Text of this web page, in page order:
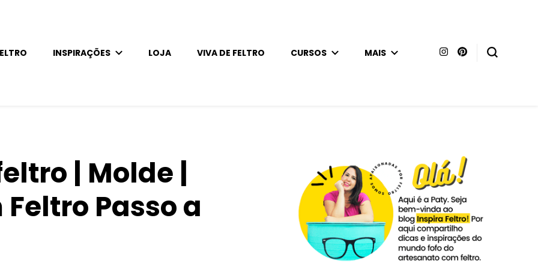
feltro
INSPIRAÇÕES LOJA VIVA DE FELTRO CURSOS MAIS
| Molde |
Passo a